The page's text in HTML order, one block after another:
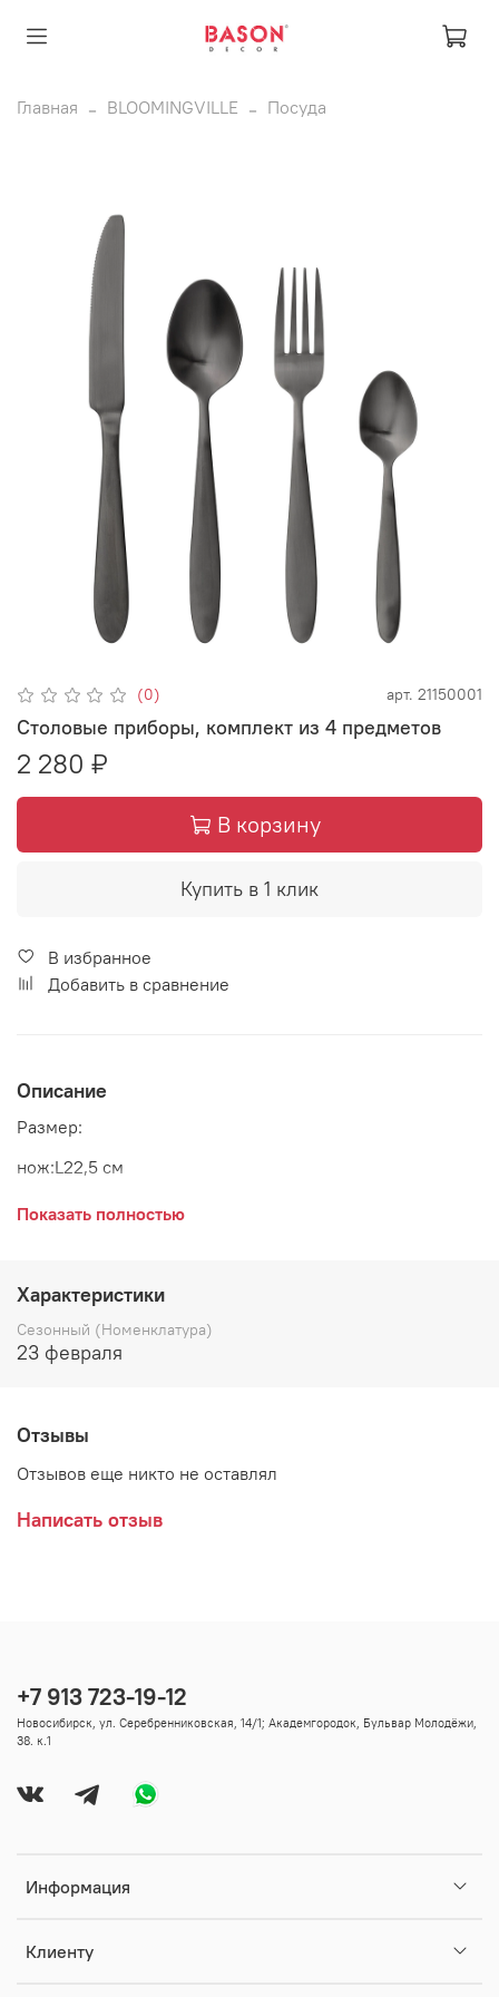
Главная BLOOMINGVILLE Посуда
(0) арт. 21150001
Столовые приборы, комплект из 4 предметов
2 280 ₽
В корзину
Купить в 1 клик
В избранное
Добавить в сравнение
Описание
Размер:
нож:L22,5 см
вилка:L20 см
десертная ложка:L14,5 см
Цвет: черный
Материал: нержавеющая сталь
Бренд: Blomingville
Посудомоечная машина: Нет
Показать полностью
Характеристики
Сезонный (Номенклатура)
23 февраля
Отзывы
Отзывов еще никто не оставлял
Написать отзыв
Информация
Клиенту
+7 913 723-19-12
Новосибирск, ул. Серебренниковская, 14/1; Академгородок, Бульвар Молодёжи,
38. к.1